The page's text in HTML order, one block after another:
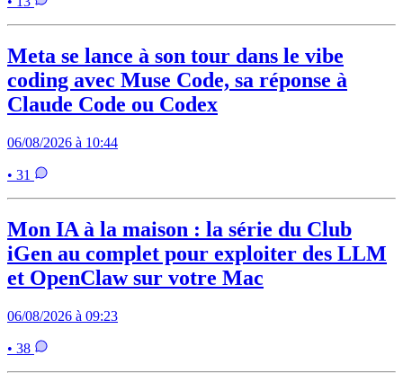
Meta se lance à son tour dans le vibe
coding avec Muse Code, sa réponse à
Claude Code ou Codex
06/08/2026 à 10:44
• 31
Mon IA à la maison : la série du Club
iGen au complet pour exploiter des LLM
et OpenClaw sur votre Mac
06/08/2026 à 09:23
• 38